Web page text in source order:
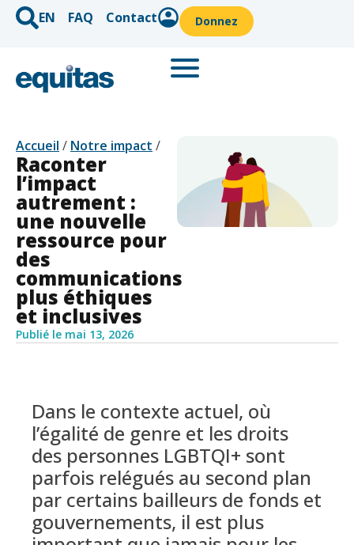
EN FAQ Contact Donnez
Accueil / Notre impact /
Raconter
l’impact
autrement :
une nouvelle
ressource pour
des
communications
plus éthiques
et inclusives
Publié le mai 13, 2026
Dans le contexte actuel, où
l’égalité de genre et les droits
des personnes LGBTQI+ sont
parfois relégués au second plan
par certains bailleurs de fonds et
gouvernements, il est plus